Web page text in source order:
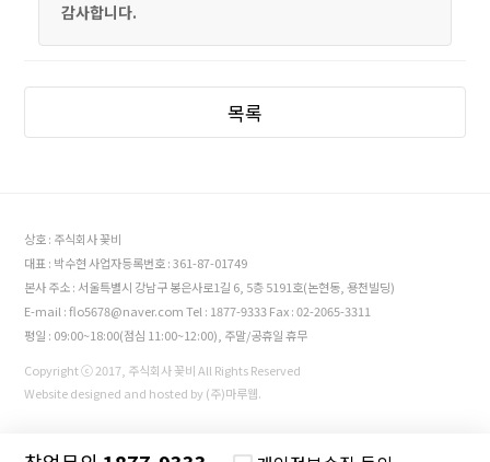
감사합니다.
목록
상호 : 주식회사 꽃비
대표 : 박수현 사업자등록번호 : 361-87-01749
본사 주소 : 서울특별시 강남구 봉은사로1길 6, 5층 5191호(논현동, 용천빌딩)
E-mail : flo5678@naver.com Tel : 1877-9333 Fax : 02-2065-3311
평일 : 09:00~18:00(점심 11:00~12:00), 주말/공휴일 휴무
Copyright ⓒ 2017, 주식회사 꽃비 All Rights Reserved
Website designed and hosted by (주)마루웹.